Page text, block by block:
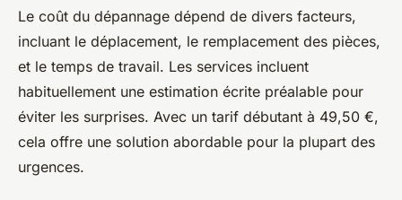
Le coût du dépannage dépend de divers facteurs,
incluant le déplacement, le remplacement des pièces,
et le temps de travail. Les services incluent
habituellement une estimation écrite préalable pour
éviter les surprises. Avec un tarif débutant à 49,50 €,
cela offre une solution abordable pour la plupart des
urgences.